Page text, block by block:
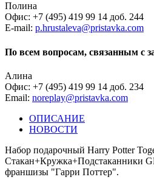
Полина
Офис: +7 (495) 419 99 14 доб. 244
E-mail: p.hrustaleva@pristavka.com
По всем вопросам, связанным с
Алина
Офис: +7 (495) 419 99 14 доб. 234
Email: noreplay@pristavka.com
ОПИСАНИЕ
НОВОСТИ
Набор подарочный Harry Potter
Стакан+Кружка+Подстаканники
франшизы "Гарри Поттер".